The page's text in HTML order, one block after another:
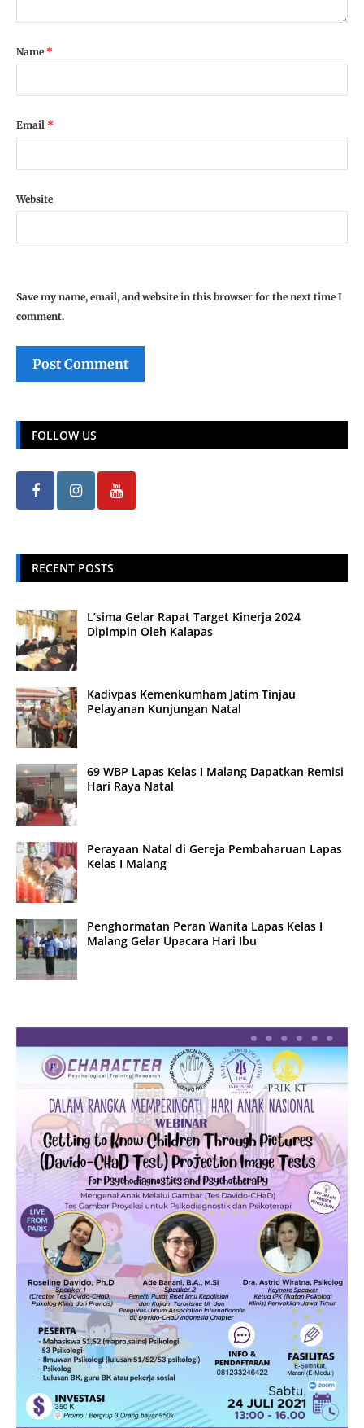
Name *
Email *
Website
Save my name, email, and website in this browser for the next time I
comment.
FOLLOW US
RECENT POSTS
L’sima Gelar Rapat Target Kinerja 2024
Dipimpin Oleh Kalapas
Kadivpas Kemenkumham Jatim Tinjau
Pelayanan Kunjungan Natal
69 WBP Lapas Kelas I Malang Dapatkan Remisi
Hari Raya Natal
Perayaan Natal di Gereja Pembaharuan Lapas
Kelas I Malang
Penghormatan Peran Wanita Lapas Kelas I
Malang Gelar Upacara Hari Ibu